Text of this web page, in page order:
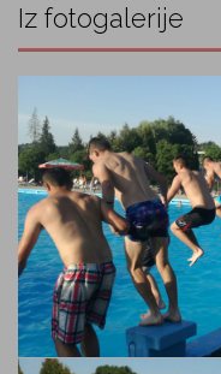
Iz fotogalerije